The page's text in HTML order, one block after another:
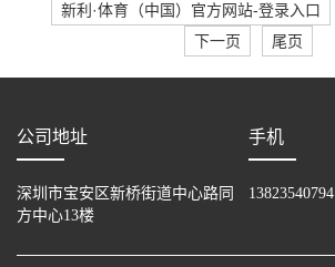
新利·体育（中国）官方网站-登录入口
下一页 尾页
公司地址
深圳市宝安区新桥街道中心路同
方中心13楼
手机
13823540794